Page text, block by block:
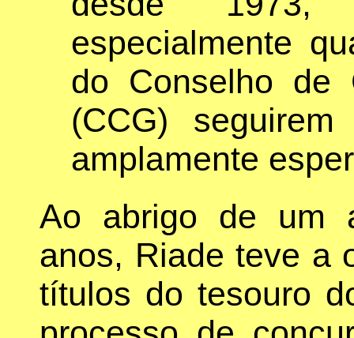
especialmente
do Conselho de
(CCG)
amplamente
Ao abrigo de um
anos, Riade teve a
títulos do tesouro